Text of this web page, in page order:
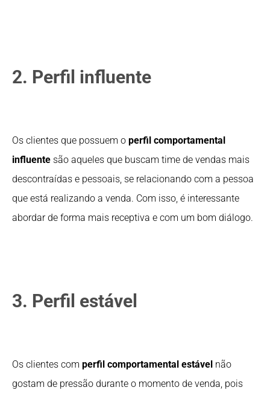
2. Perfil influente
Os clientes que possuem o perfil comportamental
influente são aqueles que buscam time de vendas mais
descontraídas e pessoais, se relacionando com a pessoa
que está realizando a venda. Com isso, é interessante
abordar de forma mais receptiva e com um bom diálogo.
3. Perfil estável
Os clientes com perfil comportamental estável não
gostam de pressão durante o momento de venda, pois